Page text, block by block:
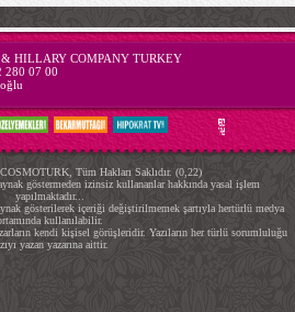
HILLARY COMPANY TURKEY
280 07 00
Tüm Hakları Saklıdır. (0,22)
göstermeden izinsiz kullananlar hakkında yasal işlem
yapılmaktadır...
gösterilerek içeriği değiştirilmemek şartıyla hertürlü medya
kullanılabilir.
kendi kişisel görüşleridir. Yazıların her türlü sorumluluğu
yazan yazarına aittir.